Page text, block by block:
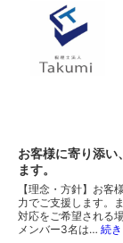
お客様に寄り添い
ます。
【理念・方針】お
力でご支援します。
対応をご希望される
メンバー3名は… 続